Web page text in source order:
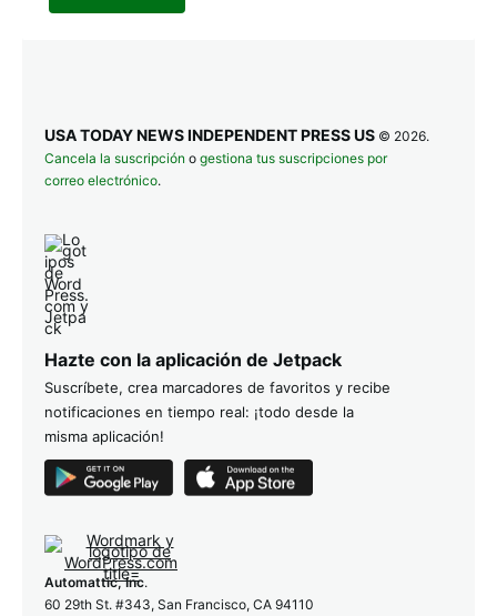
USA TODAY NEWS INDEPENDENT PRESS US © 2026.
Cancela la suscripción o gestiona tus suscripciones por
correo electrónico.
Hazte con la aplicación de Jetpack
Suscríbete, crea marcadores de favoritos y recibe
notificaciones en tiempo real: ¡todo desde la
misma aplicación!
Automattic, Inc.
60 29th St. #343, San Francisco, CA 94110